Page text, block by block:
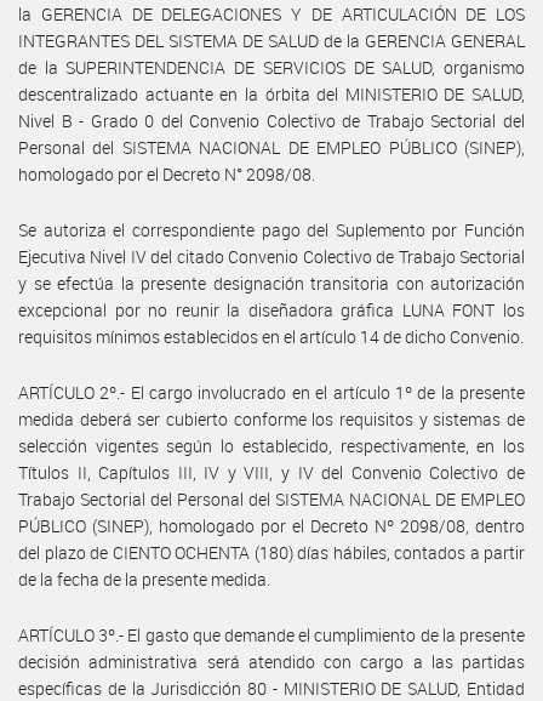
la GERENCIA DE DELEGACIONES Y DE ARTICULACIÓN DE LOS
INTEGRANTES DEL SISTEMA DE SALUD de la GERENCIA GENERAL
de la SUPERINTENDENCIA DE SERVICIOS DE SALUD, organismo
descentralizado actuante en la órbita del MINISTERIO DE SALUD,
Nivel B - Grado 0 del Convenio Colectivo de Trabajo Sectorial del
Personal del SISTEMA NACIONAL DE EMPLEO PÚBLICO (SINEP),
homologado por el Decreto N° 2098/08.
Se autoriza el correspondiente pago del Suplemento por Función
Ejecutiva Nivel IV del citado Convenio Colectivo de Trabajo Sectorial
y se efectúa la presente designación transitoria con autorización
excepcional por no reunir la diseñadora gráfica LUNA FONT los
requisitos mínimos establecidos en el artículo 14 de dicho Convenio.
ARTÍCULO 2º.- El cargo involucrado en el artículo 1º de la presente
medida deberá ser cubierto conforme los requisitos y sistemas de
selección vigentes según lo establecido, respectivamente, en los
Títulos II, Capítulos III, IV y VIII, y IV del Convenio Colectivo de
Trabajo Sectorial del Personal del SISTEMA NACIONAL DE EMPLEO
PÚBLICO (SINEP), homologado por el Decreto Nº 2098/08, dentro
del plazo de CIENTO OCHENTA (180) días hábiles, contados a partir
de la fecha de la presente medida.
ARTÍCULO 3º.- El gasto que demande el cumplimiento de la presente
decisión administrativa será atendido con cargo a las partidas
específicas de la Jurisdicción 80 - MINISTERIO DE SALUD, Entidad